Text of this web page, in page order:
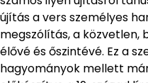
újítás a vers személyes
megszólítás, a közvetlen,
élővé és őszintévé. Ez a
hagyományok mellett